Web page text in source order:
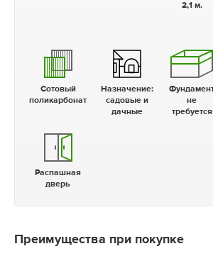
2,1 м.
Сотовый
поликарбонат
Назначение:
садовые и
дачные
Фундамент
не
требуется
Распашная
дверь
Преимущества при покупке